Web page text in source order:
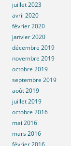
juillet 2023
avril 2020
février 2020
janvier 2020
décembre 2019
novembre 2019
octobre 2019
septembre 2019
août 2019
juillet 2019
octobre 2016
mai 2016
mars 2016
février 2016